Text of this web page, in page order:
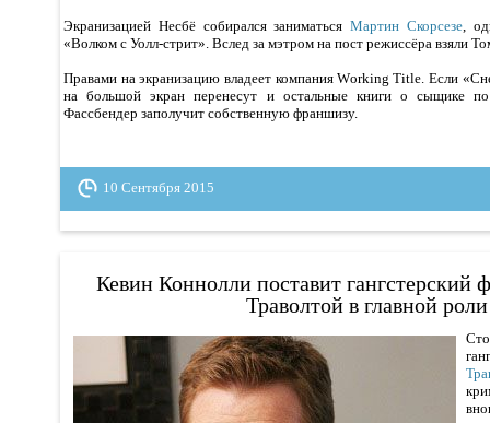
Экранизацией Несбё собирался заниматьсяМартин Скорсезе,
«Волком с Уолл-стрит». Вслед за мэтром на пост режиссёра взяли
Правами на экранизацию владеет компания Working Title. Если
на большой экран перенесут и остальные книги о сыщике
Фассбендер заполучит собственную франшизу.
10 Сентября 2015
Кевин Коннолли поставит
Траволтой в главной роли